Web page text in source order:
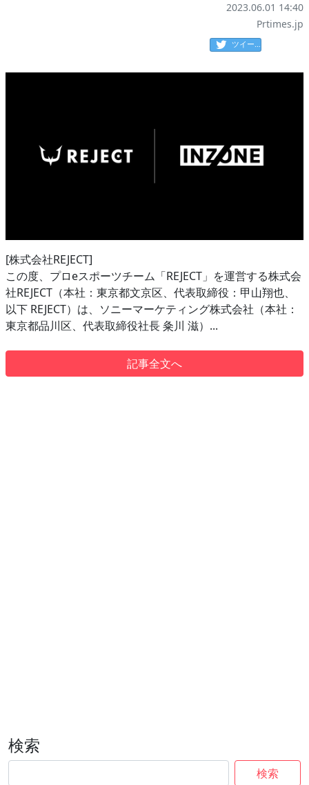
2023.06.01 14:40
Prtimes.jp
ツイート
[株式会社REJECT]
この度、プロeスポーツチーム「REJECT」を運営する株式会
社REJECT（本社：東京都文京区、代表取締役：甲山翔也、
以下 REJECT）は、ソニーマーケティング株式会社（本社：
東京都品川区、代表取締役社長 粂川 滋）...
記事全文へ
検索
検索